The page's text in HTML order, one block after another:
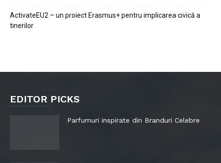
ActivateEU2 – un proiect Erasmus+ pentru implicarea civică a
tinerilor
EDITOR PICKS
Parfumuri inspirate din Branduri Celebre